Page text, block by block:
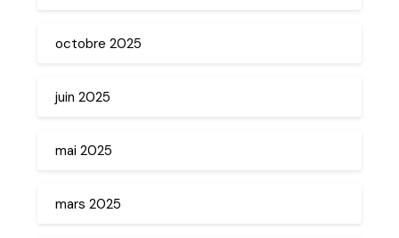
octobre 2025
juin 2025
mai 2025
mars 2025